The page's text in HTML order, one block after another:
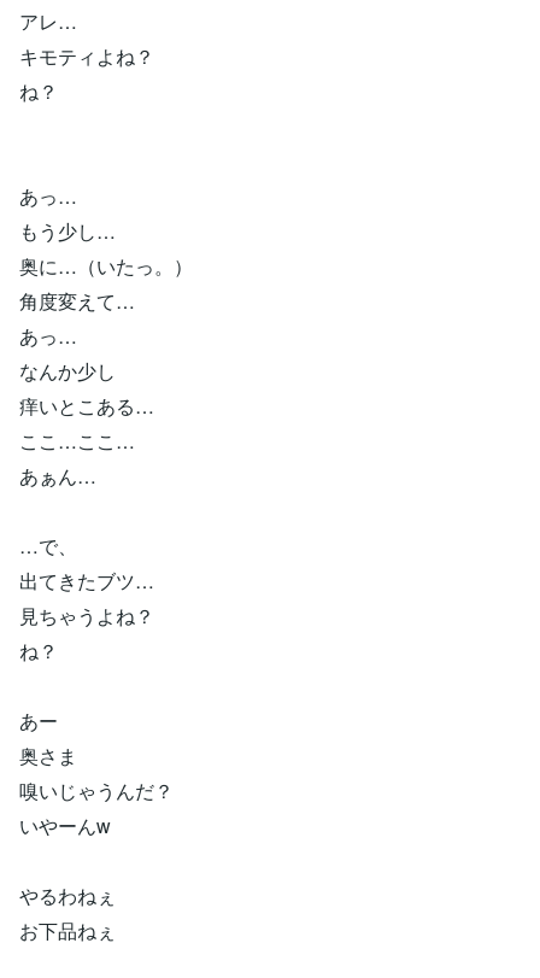
アレ…
キモティよね？
ね？
あっ…
もう少し…
奥に…（いたっ。）
角度変えて…
あっ…
なんか少し
痒いとこある…
ここ…ここ…
あぁん…
…で、
出てきたブツ…
見ちゃうよね？
ね？
あー
奥さま
嗅いじゃうんだ？
いやーんw
やるわねぇ
お下品ねぇ